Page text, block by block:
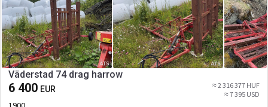
Väderstad 74 drag harrow
6 400 EUR
≈ 2 316 377 HUF
≈ 7 395 USD